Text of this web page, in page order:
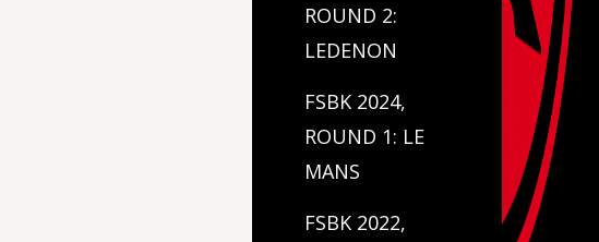
ROUND 2:
LEDENON
FSBK 2024,
ROUND 1: LE
MANS
FSBK 2022,